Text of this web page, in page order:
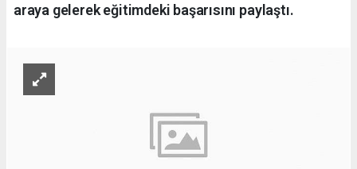
araya gelerek eğitimdeki başarısını paylaştı.